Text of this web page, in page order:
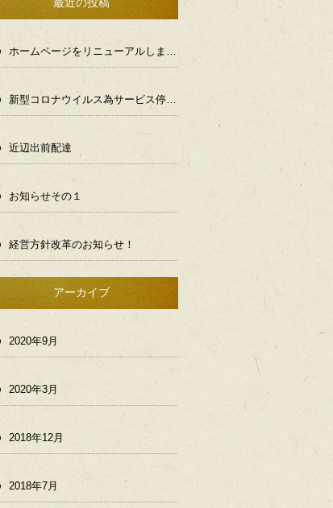
最近の投稿
ホームページをリニューアルしました。
新型コロナウイルス為サービス停止情報
近辺出前配達
お知らせその１
経営方針改革のお知らせ！
アーカイブ
2020年9月
2020年3月
2018年12月
2018年7月